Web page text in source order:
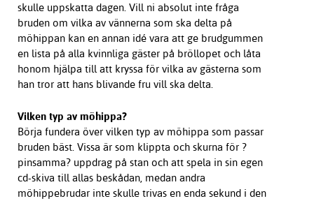
skulle uppskatta dagen. Vill ni absolut inte fråga
bruden om vilka av vännerna som ska delta på
möhippan kan en annan idé vara att ge brudgummen
en lista på alla kvinnliga gäster på bröllopet och låta
honom hjälpa till att kryssa för vilka av gästerna som
han tror att hans blivande fru vill ska delta.
Vilken typ av möhippa?
Börja fundera över vilken typ av möhippa som passar
bruden bäst. Vissa är som klippta och skurna för ?
pinsamma? uppdrag på stan och att spela in sin egen
cd-skiva till allas beskådan, medan andra
möhippebrudar inte skulle trivas en enda sekund i den